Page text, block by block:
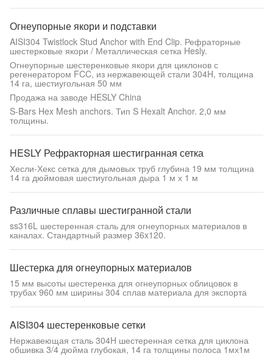
Огнеупорные якори и подставки
AISI304 Twistlock Stud Anchor with End Clip. Рефраторные
шестерковые якори / Металлическая сетка Hesly.
Огнеупорные шестеренковые якори для циклонов с
регенератором FCC, из нержавеющей стали 304H, толщина
14 га, шестиугольная 50 мм
Продажа на заводе HESLY China
S-Bars Hex Mesh anchors. Тип S Hexalt Anchor. 2,0 мм
толщины.
HESLY Рефракторная шестигранная сетка
Хесли-Хекс сетка для дымовых труб глубина 19 мм толщина
14 га дюймовая шестиугольная дыра 1 м х 1 м
Различные сплавы шестигранной стали
ss316L шестеренная сталь для огнеупорных материалов в
каналах. Стандартный размер 36x120.
Шестерка для огнеупорных материалов
15 мм высоты шестеренка для огнеупорных облицовок в
трубах 960 мм ширины 304 сплав материала для экспорта
AISI304 шестеренковые сетки
Нержавеющая сталь 304H шестеренная сетка для циклона
обшивка 3/4 дюйма глубокая, 14 га толщины полоса 1мх1м